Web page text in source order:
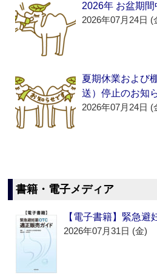
2026年 お盆期
2026年07月24日 (
夏期休業および
送）停止のお知
2026年07月24日 (
書籍・電子メディア
【電子書籍】緊急
2026年07月31日 (金)